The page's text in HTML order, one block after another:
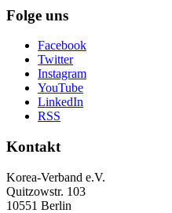
Folge uns
Facebook
Twitter
Instagram
YouTube
LinkedIn
RSS
Kontakt
Korea-Ver­band e.V.
Quitzowstr. 103
10551 Berlin